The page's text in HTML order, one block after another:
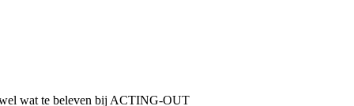
wel wat te beleven bij ACTING-OUT